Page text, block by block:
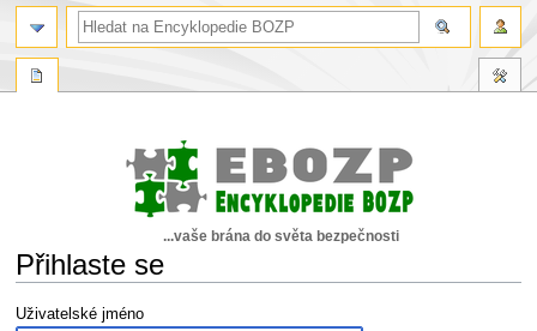
...vaše brána do světa bezpečnosti
Přihlaste se
Skočit
Skočit
Uživatelské jméno